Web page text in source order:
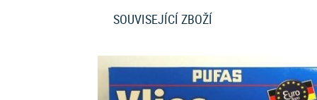
SOUVISEJÍCÍ ZBOŽÍ